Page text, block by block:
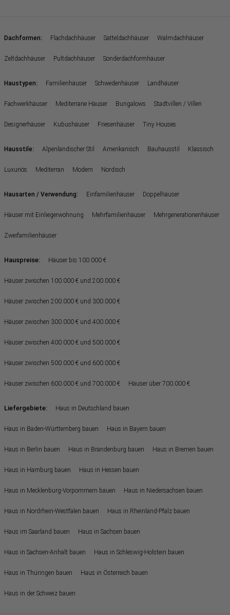
Dachformen: Flachdachhäuser Satteldachhäuser Walmdachhäuser
Zeltdachhäuser Pultdachhäuser Sonderdachformhäuser
Haustypen: Familienhäuser Schwedenhäuser Landhäuser
Fachwerkhäuser Mediterrane Häuser Bungalows Stadtvillen / Villen
Designerhäuser Kubushäuser Friesenhäuser Tiny Houses
Hausstile: Alpenländischer Stil Amerikanisch Bauhausstil Klassisch
Luxuriös Mediterran Modern Nordisch
Hausarten / Verwendung: Einfamilienhäuser Doppelhäuser
Häuser mit Einliegerwohnung Mehrfamilienhäuser Mehrgenerationenhäuser
Zweifamilienhäuser
Hauspreise: Häuser bis 100.000 €
Häuser zwischen 100.000 € und 200.000 €
Häuser zwischen 200.000 € und 300.000 €
Häuser zwischen 300.000 € und 400.000 €
Häuser zwischen 400.000 € und 500.000 €
Häuser zwischen 500.000 € und 600.000 €
Häuser zwischen 600.000 € und 700.000 € Häuser über 700.000 €
Liefergebiete: Haus in Deutschland bauen
Haus in Baden-Württemberg bauen Haus in Bayern bauen
Haus in Berlin bauen Haus in Brandenburg bauen Haus in Bremen bauen
Haus in Hamburg bauen Haus in Hessen bauen
Haus in Mecklenburg-Vorpommern bauen Haus in Niedersachsen bauen
Haus in Nordrhein-Westfalen bauen Haus in Rheinland-Pfalz bauen
Haus im Saarland bauen Haus in Sachsen bauen
Haus in Sachsen-Anhalt bauen Haus in Schleswig-Holstein bauen
Haus in Thüringen bauen Haus in Österreich bauen
Haus in der Schweiz bauen